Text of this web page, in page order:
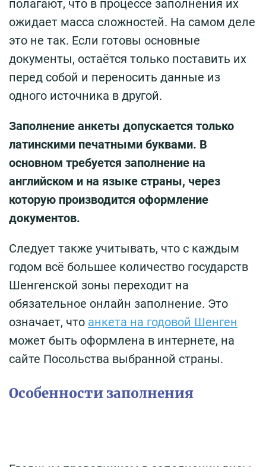
полагают, что в процессе заполнения их
ожидает масса сложностей. На самом деле
это не так. Если готовы основные
документы, остаётся только поставить их
перед собой и переносить данные из
одного источника в другой.
Заполнение анкеты допускается только
латинскими печатными буквами. В
основном требуется заполнение на
английском и на языке страны, через
которую производится оформление
документов.
Следует также учитывать, что с каждым
годом всё большее количество государств
Шенгенской зоны переходит на
обязательное онлайн заполнение. Это
означает, что анкета на годовой Шенген
может быть оформлена в интернете, на
сайте Посольства выбранной страны.
Особенности заполнения